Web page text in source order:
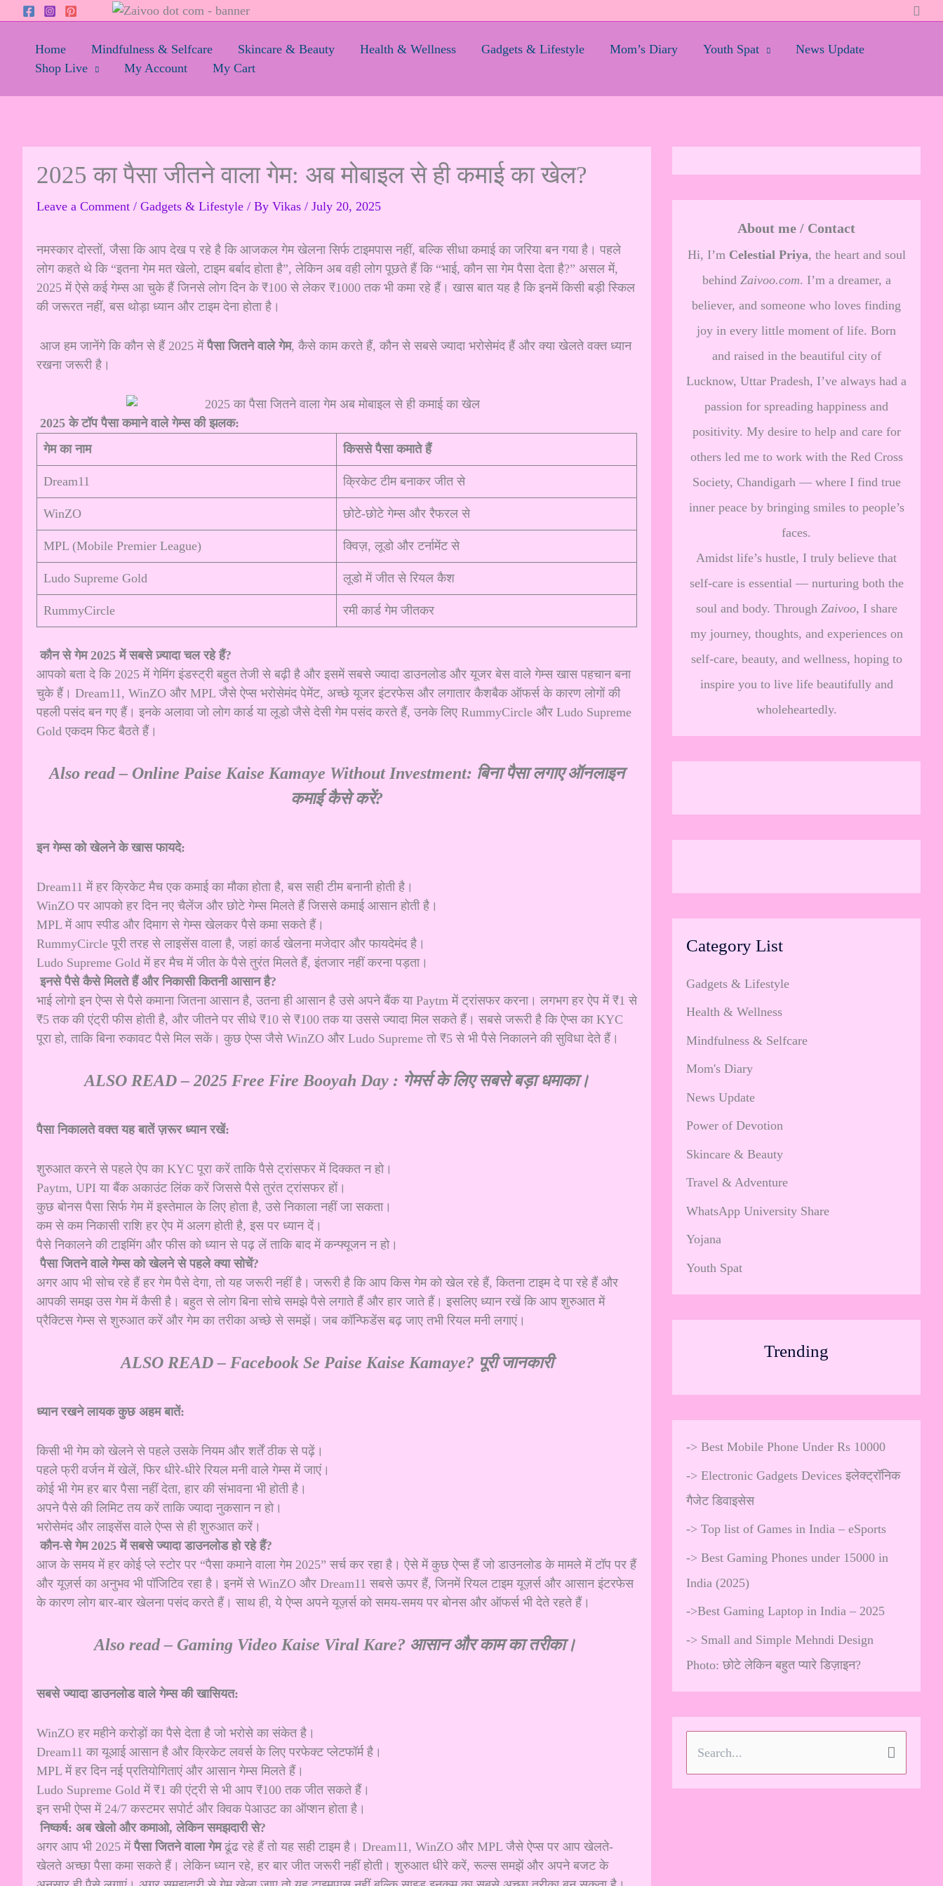
contentHome Mindfulness & Selfcare Skincare & Beauty Health & Wellness Gadgets & Lifestyle Mom’s Diary Youth Spat
News Update
Shop Live
My Account My Cart
2025 का पैसा जीतने वाला गेम: अब मोबाइल से ही कमाई का खेल?
Leave a Comment / Gadgets & Lifestyle / By Vikas / July 20, 2025
नमस्कार दोस्तों, जैसा कि आप देख प रहे है कि आजकल गेम खेलना सिर्फ टाइमपास नहीं, बल्कि सीधा कमाई का जरिया बन गया है। पहले
लोग कहते थे कि “इतना गेम मत खेलो, टाइम बर्बाद होता है”, लेकिन अब वही लोग पूछते हैं कि “भाई, कौन सा गेम पैसा देता है?” असल में,
2025 में ऐसे कई गेम्स आ चुके हैं जिनसे लोग दिन के ₹100 से लेकर ₹1000 तक भी कमा रहे हैं। खास बात यह है कि इनमें किसी बड़ी स्किल
की जरूरत नहीं, बस थोड़ा ध्यान और टाइम देना होता है।
आज हम जानेंगे कि कौन से हैं 2025 मेंपैसा जितने वाले गेम, कैसे काम करते हैं, कौन से सबसे ज्यादा भरोसेमंद हैं और क्या खेलते वक्त ध्यान
रखना जरूरी है।
2025 के टॉप पैसा कमाने वाले गेम्स की झलक:
गेम का नाम
किससे पैसा कमाते हैं
Dream11 क्रिकेट टीम बनाकर जीत से
WinZO छोटे-छोटे गेम्स और रैफरल से
MPL (Mobile Premier League) क्विज़, लूडो और टर्नामेंट से
Ludo Supreme Gold लूडो में जीत से रियल कैश
RummyCircle रमी कार्ड गेम जीतकर
कौन से गेम 2025 में सबसे ज़्यादा चल रहे हैं?
आपको बता दे कि 2025 में गेमिंग इंडस्ट्री बहुत तेजी से बढ़ी है और इसमें सबसे ज्यादा डाउनलोड और यूजर बेस वाले गेम्स खास पहचान बना
चुके हैं। Dream11, WinZO और MPL जैसे ऐप्स भरोसेमंद पेमेंट, अच्छे यूजर इंटरफेस और लगातार कैशबैक ऑफर्स के कारण लोगों की
पहली पसंद बन गए हैं। इनके अलावा जो लोग कार्ड या लूडो जैसे देसी गेम पसंद करते हैं, उनके लिए RummyCircle और Ludo Supreme
Gold एकदम फिट बैठते हैं।
Also read – Online Paise Kaise Kamaye Without Investment: बिना पैसा लगाए ऑनलाइन
कमाई कैसे करें?
इन गेम्स को खेलने के खास फायदे:
Dream11 में हर क्रिकेट मैच एक कमाई का मौका होता है, बस सही टीम बनानी होती है।
WinZO पर आपको हर दिन नए चैलेंज और छोटे गेम्स मिलते हैं जिससे कमाई आसान होती है।
MPL में आप स्पीड और दिमाग से गेम्स खेलकर पैसे कमा सकते हैं।
RummyCircle पूरी तरह से लाइसेंस वाला है, जहां कार्ड खेलना मजेदार और फायदेमंद है।
Ludo Supreme Gold में हर मैच में जीत के पैसे तुरंत मिलते हैं, इंतजार नहीं करना पड़ता।
इनसे पैसे कैसे मिलते हैं और निकासी कितनी आसान है?
भाई लोगो इन ऐप्स से पैसे कमाना जितना आसान है, उतना ही आसान है उसे अपने बैंक या Paytm में ट्रांसफर करना। लगभग हर ऐप में ₹1 से
₹5 तक की एंट्री फीस होती है, और जीतने पर सीधे ₹10 से ₹100 तक या उससे ज्यादा मिल सकते हैं। सबसे जरूरी है कि ऐप्स का KYC
पूरा हो, ताकि बिना रुकावट पैसे मिल सकें। कुछ ऐप्स जैसे WinZO और Ludo Supreme तो ₹5 से भी पैसे निकालने की सुविधा देते हैं।
ALSO READ –2025 Free Fire Booyah Day : गेमर्स के लिए सबसे बड़ा धमाका।
पैसा निकालते वक्त यह बातें ज़रूर ध्यान रखें:
शुरुआत करने से पहले ऐप का KYC पूरा करें ताकि पैसे ट्रांसफर में दिक्कत न हो।
Paytm, UPI या बैंक अकाउंट लिंक करें जिससे पैसे तुरंत ट्रांसफर हों।
कुछ बोनस पैसा सिर्फ गेम में इस्तेमाल के लिए होता है, उसे निकाला नहीं जा सकता।
कम से कम निकासी राशि हर ऐप में अलग होती है, इस पर ध्यान दें।
पैसे निकालने की टाइमिंग और फीस को ध्यान से पढ़ लें ताकि बाद में कन्फ्यूजन न हो।
पैसा जितने वाले गेम्स को खेलने से पहले क्या सोचें?
अगर आप भी सोच रहे हैं हर गेम पैसे देगा, तो यह जरूरी नहीं है। जरूरी है कि आप किस गेम को खेल रहे हैं, कितना टाइम दे पा रहे हैं और
आपकी समझ उस गेम में कैसी है। बहुत से लोग बिना सोचे समझे पैसे लगाते हैं और हार जाते हैं। इसलिए ध्यान रखें कि आप शुरुआत में
प्रैक्टिस गेम्स से शुरुआत करें और गेम का तरीका अच्छे से समझें। जब कॉन्फिडेंस बढ़ जाए तभी रियल मनी लगाएं।
ALSO READ – Facebook Se Paise Kaise Kamaye? पूरी जानकारी
ध्यान रखने लायक कुछ अहम बातें:
किसी भी गेम को खेलने से पहले उसके नियम और शर्तें ठीक से पढ़ें।
पहले फ्री वर्जन में खेलें, फिर धीरे-धीरे रियल मनी वाले गेम्स में जाएं।
कोई भी गेम हर बार पैसा नहीं देता, हार की संभावना भी होती है।
अपने पैसे की लिमिट तय करें ताकि ज्यादा नुकसान न हो।
भरोसेमंद और लाइसेंस वाले ऐप्स से ही शुरुआत करें।
कौन-से गेम 2025 में सबसे ज्यादा डाउनलोड हो रहे हैं?
आज के समय में हर कोई प्ले स्टोर पर “पैसा कमाने वाला गेम 2025” सर्च कर रहा है। ऐसे में कुछ ऐप्स हैं जो डाउनलोड के मामले में टॉप पर हैं
और यूज़र्स का अनुभव भी पॉजिटिव रहा है। इनमें से WinZO और Dream11 सबसे ऊपर हैं, जिनमें रियल टाइम यूज़र्स और आसान इंटरफेस
के कारण लोग बार-बार खेलना पसंद करते हैं। साथ ही, ये ऐप्स अपने यूज़र्स को समय-समय पर बोनस और ऑफर्स भी देते रहते हैं।
Also read – Gaming Video Kaise Viral Kare? आसान और काम का तरीका।
सबसे ज्यादा डाउनलोड वाले गेम्स की खासियत:
WinZO हर महीने करोड़ों का पैसे देता है जो भरोसे का संकेत है।
Dream11 का यूआई आसान है और क्रिकेट लवर्स के लिए परफेक्ट प्लेटफॉर्म है।
MPL में हर दिन नई प्रतियोगिताएं और आसान गेम्स मिलते हैं।
Ludo Supreme Gold में ₹1 की एंट्री से भी आप ₹100 तक जीत सकते हैं।
इन सभी ऐप्स में 24/7 कस्टमर सपोर्ट और क्विक पेआउट का ऑप्शन होता है।
निष्कर्ष: अब खेलो और कमाओ, लेकिन समझदारी से?
अगर आप भी 2025 मेंपैसा जितने वाला गेमढूंढ रहे हैं तो यह सही टाइम है। Dream11, WinZO और MPL जैसे ऐप्स पर आप खेलते-
खेलते अच्छा पैसा कमा सकते हैं। लेकिन ध्यान रहे, हर बार जीत जरूरी नहीं होती। शुरुआत धीरे करें, रूल्स समझें और अपने बजट के
About me / Contact
Hi, I’m Celestial Priya, the heart and soul
behind Zaivoo.com. I’m a dreamer, a
believer, and someone who loves finding
joy in every little moment of life. Born
and raised in the beautiful city of
Lucknow, Uttar Pradesh, I’ve always had a
passion for spreading happiness and
positivity. My desire to help and care for
others led me to work with the Red Cross
Society, Chandigarh — where I find true
inner peace by bringing smiles to people’s
faces.
Amidst life’s hustle, I truly believe that
self-care is essential — nurturing both the
soul and body. Through Zaivoo, I share
my journey, thoughts, and experiences on
self-care, beauty, and wellness, hoping to
inspire you to live life beautifully and
wholeheartedly.
Category List
Gadgets & Lifestyle
Health & Wellness
Mindfulness & Selfcare
Mom's Diary
News Update
Power of Devotion
Skincare & Beauty
Travel & Adventure
WhatsApp University Share
Yojana
Youth Spat
Trending
-> Best Mobile Phone Under Rs 10000
-> Electronic Gadgets Devices इलेक्ट्रॉनिक
गैजेट डिवाइसेस
-> Top list of Games in India – eSports
-> Best Gaming Phones under 15000 in
India (2025)
->Best Gaming Laptop in India – 2025
-> Small and Simple Mehndi Design
Photo: छोटे लेकिन बहुत प्यारे डिज़ाइन?